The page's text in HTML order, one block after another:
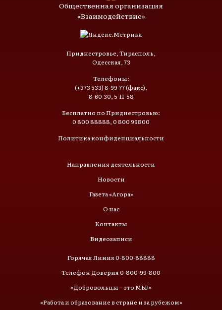
Общественная организация
«Взаимодействие»
Приднестровье, Тирасполь,
Одесская, 73
Телефоны:
(+373 533) 8-99-77 (факс),
8-60-30, 5-11-58
Бесплатно по Приднестровью:
0 800 88888, 0 800 99800
Политика конфиденциальности
Направления деятельности
Новости
Газета «Агора»
О нас
Контакты
Видеозаписи
Горячая Линия 0-800-88888
Телефон Доверия 0-800-99-800
«Добровольцы – это МЫ!»
«Работа и образование в стране и за рубежом»